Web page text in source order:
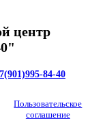
центр
84-40
Пользовательское
соглашение